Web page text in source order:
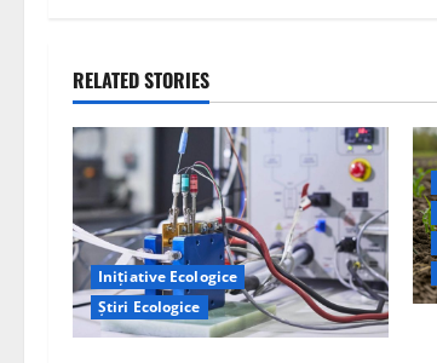
n
a
v
i
g
a
RELATED STORIES
Inițiative Ecologice
Știri Ecologice